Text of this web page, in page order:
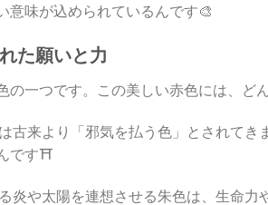
意味が込められているんです🎨
た願いと力
の一つです。この美しい赤色には、ど
古来より「邪気を払う色」とされて
です⛩️
炎や太陽を連想させる朱色は、生命